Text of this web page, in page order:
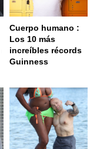
Cuerpo humano :
Los 10 más
increíbles récords
Guinness